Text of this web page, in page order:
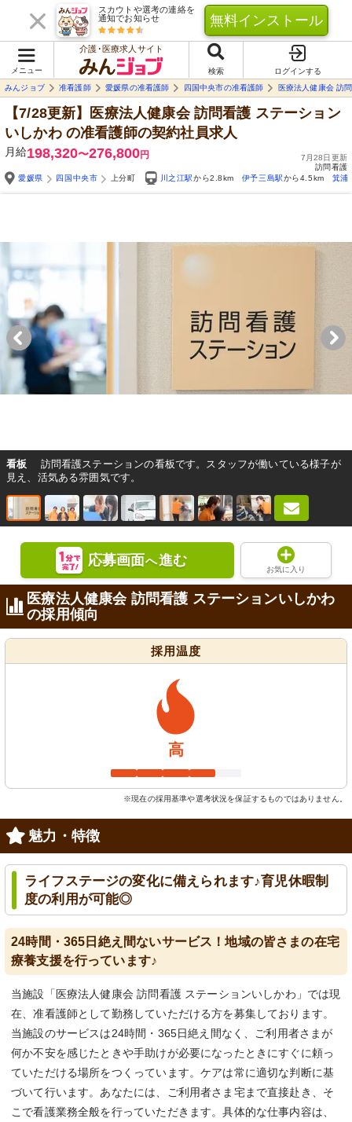
スカウトや選考の連絡を
通知でお知らせ
無料インストール
メニュー
介護･医療求人サイト
検索
ログインする
みんジョブ
准看護師 愛媛県の准看護師 四国中央市の准看護師 医療法人健康会 訪
【7/28更新】医療法人健康会 訪問看護 ステーション
いしかわの准看護師の契約社員求人
月給198,320〜276,800円
7月28日更新
訪問看護
愛媛県
四国中央市 上分町 川之江駅から2.8km 伊予三島駅から4.5km 箕浦
看板
訪問看護ステーションの看板です。スタッフが働いている様子が
見え、活気ある雰囲気です。
応募画面へ進む
お気に入り
医療法人健康会 訪問看護 ステーションいしかわ
の採用傾向
採用温度
高
※現在の採用基準や選考状況を保証するものではありません。
魅力・特徴
ライフステージの変化に備えられます♪育児休暇制
度の利用が可能◎
24時間・365日絶え間ないサービス！地域の皆さまの在宅
療養支援を行っています♪
当施設「医療法人健康会 訪問看護 ステーションいしかわ」では現
在、准看護師として勤務していただける方を募集しております。
当施設のサービスは24時間・365日絶え間なく、ご利用者さまが
何か不安を感じたときや手助けが必要になったときにすぐに頼っ
ていただける場所をつくっています。ケアは常に適切な判断に基
づいて行います。あなたには、ご利用者さま宅まで直接赴き、そ
こで看護業務全般を行っていただきます。具体的な仕事内容は、